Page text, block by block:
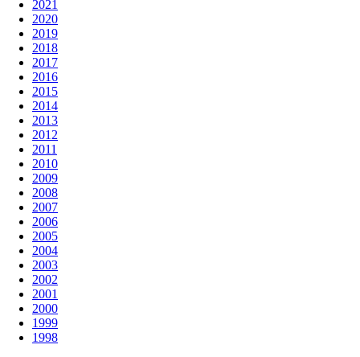
2021
2020
2019
2018
2017
2016
2015
2014
2013
2012
2011
2010
2009
2008
2007
2006
2005
2004
2003
2002
2001
2000
1999
1998